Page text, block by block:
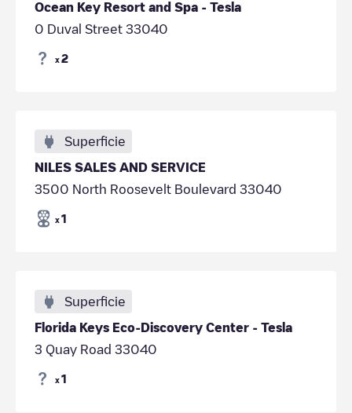
Ocean Key Resort and Spa - Tesla
0 Duval Street 33040
x 2
Superficie
NILES SALES AND SERVICE
3500 North Roosevelt Boulevard 33040
x 1
Superficie
Florida Keys Eco-Discovery Center - Tesla
3 Quay Road 33040
x 1